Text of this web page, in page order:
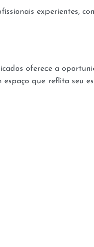
experientes,
oferece a
que reflita seu